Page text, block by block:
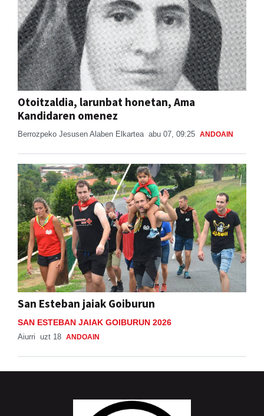
Otoitzaldia, larunbat honetan, Ama
Kandidaren omenez
Berrozpeko Jesusen Alaben Elkartea abu 07, 09:25 ANDOAIN
San Esteban jaiak Goiburun
SAN ESTEBAN JAIAK GOIBURUN 2026
Aiurri uzt 18 ANDOAIN